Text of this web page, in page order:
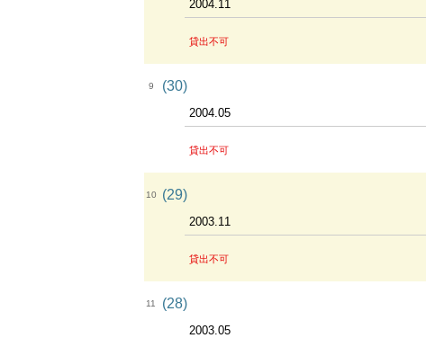
2004.11
貸出不可
9 (30)
2004.05
貸出不可
10 (29)
2003.11
貸出不可
11 (28)
2003.05